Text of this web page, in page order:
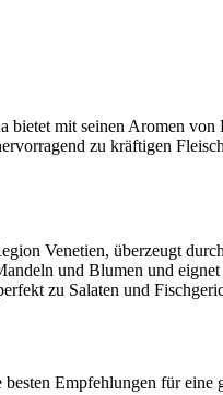
mit seinen Aromen
zu kräftigen
Venetien, überzeugt
und Blumen und
zu Salaten und
Empfehlungen für eine